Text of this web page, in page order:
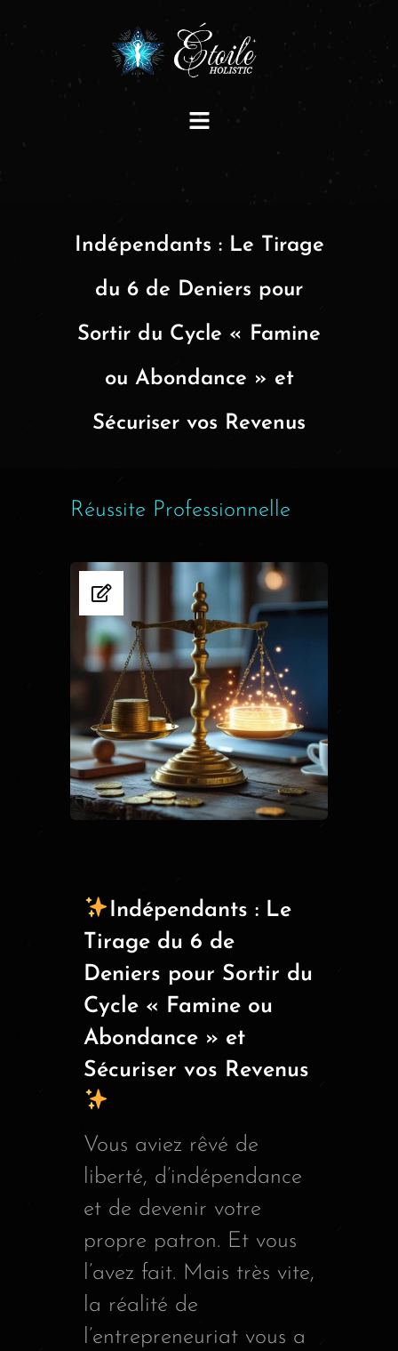
Indépendants : Le Tirage
du 6 de Deniers pour
Sortir du Cycle « Famine
ou Abondance » et
Sécuriser vos Revenus
Réussite Professionnelle
Indépendants : Le
Tirage du 6 de
Deniers pour Sortir du
Cycle « Famine ou
Abondance » et
Sécuriser vos Revenus
Vous aviez rêvé de
liberté, d’indépendance
et de devenir votre
propre patron. Et vous
l’avez fait. Mais très vite,
la réalité de
l’entrepreneuriat vous a